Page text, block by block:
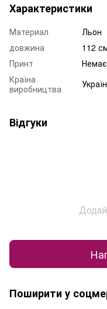
Характеристики
Материал
Льон
довжина
112
Принт
Країна
виробництва
Відгуки
Поширити у